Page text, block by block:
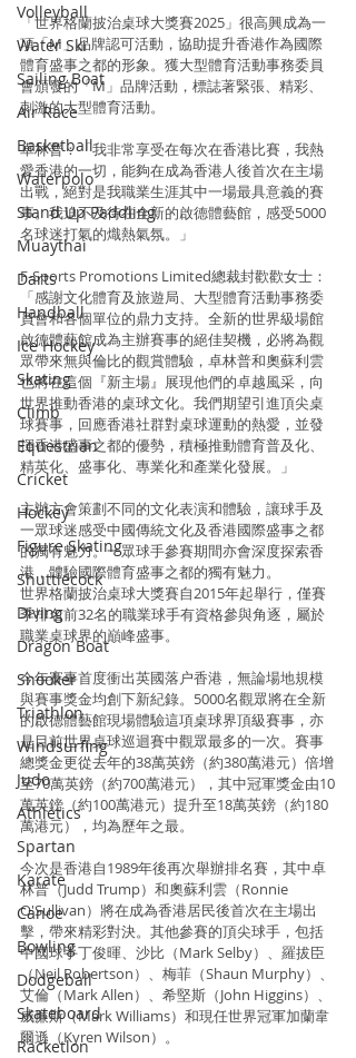
Volleyball
Water Ski
Sailing Boat
Air Race
Basketball
Waterpolo
Stand Up Paddling
Muaythai
Darts
Handball
Ice Hockey
Skating
Climb
Equestrian
Cricket
Hockey
Figure Skating
Shuttlecock
Diving
Dragon Boat
Snooker
Triathlon
Windsurfing
Judo
Athletics
Spartan
Karate
Canoe
Bowling
Dodgeball
Skateboard
Racketlon
「世界格蘭披治桌球大獎賽2025」很高興成為一
項「M」品牌認可活動，協助提升香港作為國際
體育盛事之都的形象。獲大型體育活動事務委員
會頒發的「M」品牌活動，標誌著緊張、精彩、
刺激的大型體育活動。
卓林普：「我非常享受在每次在香港比賽，我熱
愛香港的一切，能夠在成為香港人後首次在主場
出戰，絕對是我職業生涯其中一場最具意義的賽
事。我迫不及待在全新的啟德體藝館，感受5000
名球迷打氣的熾熱氣氛。」
F-Sports Promotions Limited總裁封歡歡女士：
「感謝文化體育及旅遊局、大型體育活動事務委
員會和各個單位的鼎力支持。全新的世界級場館
啟德體藝館成為主辦賽事的絕佳契機，必將為觀
眾帶來無與倫比的觀賞體驗，卓林普和奧蘇利雲
也將在這個『新主場』展現他們的卓越風采，向
世界推動香港的桌球文化。我們期望引進頂尖桌
球賽事，回應香港社群對桌球運動的熱愛，並發
揮香港盛事之都的優勢，積極推動體育普及化、
精英化、盛事化、專業化和產業化發展。」
主辦方會策劃不同的文化表演和體驗，讓球手及
一眾球迷感受中國傳統文化及香港國際盛事之都
的獨有魅力。一眾球手參賽期間亦會深度探索香
港，體驗國際體育盛事之都的獨有魅力。
世界格蘭披治桌球大獎賽自2015年起舉行，僅賽
季排名前32名的職業球手有資格參與角逐，屬於
職業桌球界的巔峰盛事。
今年賽事首度衝出英國落户香港，無論場地規模
與賽事獎金均創下新紀錄。5000名觀眾將在全新
的啟德體藝館現場體驗這項桌球界頂級賽事，亦
是目前世界桌球巡迴賽中觀眾最多的一次。賽事
總獎金更從去年的38萬英鎊（約380萬港元）倍增
至70萬英鎊（約700萬港元），其中冠軍獎金由10
萬英鎊（約100萬港元）提升至18萬英鎊（約180
萬港元），均為歷年之最。
今次是香港自1989年後再次舉辦排名賽，其中卓
林普（Judd Trump）和奧蘇利雲（Ronnie
O'Sullivan）將在成為香港居民後首次在主場出
擊，帶來精彩對決。其他參賽的頂尖球手，包括
中國球手丁俊暉、沙比（Mark Selby）、羅拔臣
（Neil Robertson）、梅菲（Shaun Murphy）、
艾倫（Mark Allen）、希堅斯（John Higgins）、
威廉斯（Mark Williams）和現任世界冠軍加蘭韋
爾遜（Kyren Wilson）。